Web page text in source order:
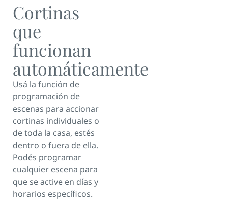
Cortinas
que
funcionan
automáticamente
Usá la función de
programación de
escenas para accionar
cortinas individuales o
de toda la casa, estés
dentro o fuera de ella.
Podés programar
cualquier escena para
que se active en días y
horarios específicos.